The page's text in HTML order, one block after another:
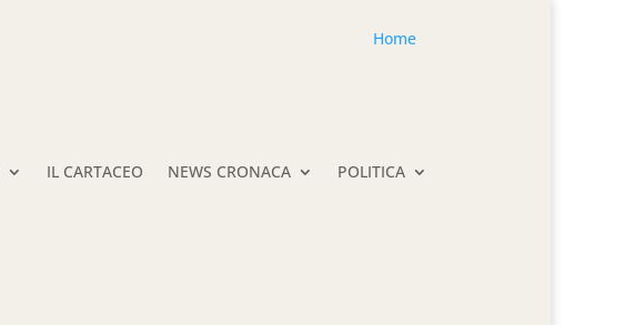
Home
IL CARTACEO NEWS CRONACA POLITICA